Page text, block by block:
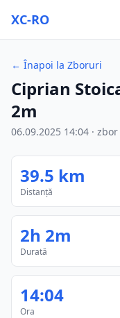
XC-RO
← Înapoi la Zboruri
Ciprian
2m
06.09.2025 14:04 ·
39.5 km
Distanță
2h 2m
Durată
14:04
Ora